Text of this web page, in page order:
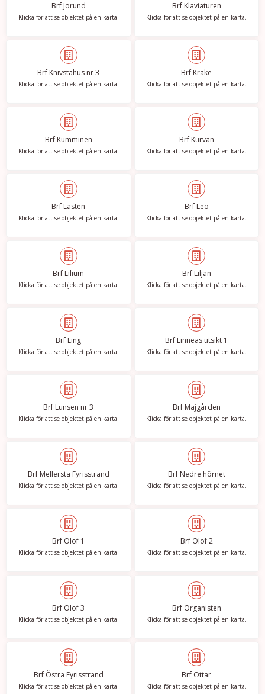
Brf Jorund
Klicka för att se objektet på en karta.
Brf Klaviaturen
Klicka för att se objektet på en karta.
Brf Knivstahus nr 3
Klicka för att se objektet på en karta.
Brf Krake
Klicka för att se objektet på en karta.
Brf Kumminen
Klicka för att se objektet på en karta.
Brf Kurvan
Klicka för att se objektet på en karta.
Brf Lästen
Klicka för att se objektet på en karta.
Brf Leo
Klicka för att se objektet på en karta.
Brf Lilium
Klicka för att se objektet på en karta.
Brf Liljan
Klicka för att se objektet på en karta.
Brf Ling
Klicka för att se objektet på en karta.
Brf Linneas utsikt 1
Klicka för att se objektet på en karta.
Brf Lunsen nr 3
Klicka för att se objektet på en karta.
Brf Majgården
Klicka för att se objektet på en karta.
Brf Mellersta Fyrisstrand
Klicka för att se objektet på en karta.
Brf Nedre hörnet
Klicka för att se objektet på en karta.
Brf Olof 1
Klicka för att se objektet på en karta.
Brf Olof 2
Klicka för att se objektet på en karta.
Brf Olof 3
Klicka för att se objektet på en karta.
Brf Organisten
Klicka för att se objektet på en karta.
Brf Östra Fyrisstrand
Klicka för att se objektet på en karta.
Brf Ottar
Klicka för att se objektet på en karta.